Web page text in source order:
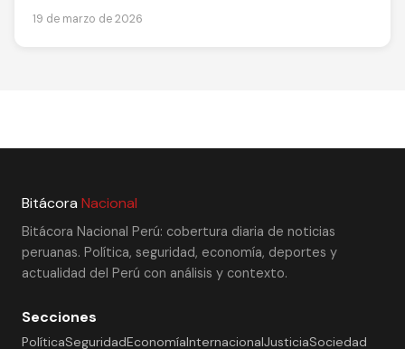
19 de marzo de 2026
Bitácora Nacional
Bitácora Nacional Perú: cobertura diaria de noticias
peruanas. Política, seguridad, economía, deportes y
actualidad del Perú con análisis y contexto.
Secciones
PolíticaSeguridadEconomíaInternacionalJusticiaSociedad